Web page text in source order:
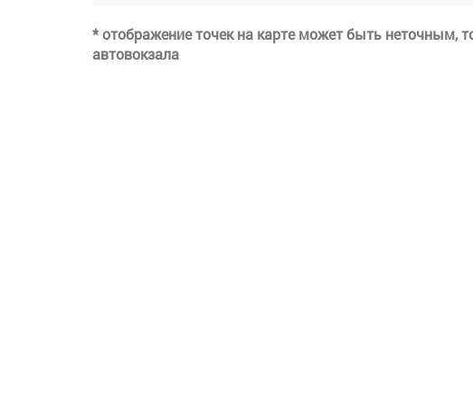
* отображение точек на карте может быть неточным,
автовокзала